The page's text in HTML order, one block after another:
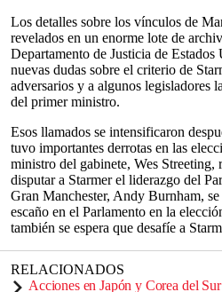
Los detalles sobre los vínculos de
revelados en un enorme lote de
Departamento de Justicia de
nuevas dudas sobre el criterio de
adversarios y a algunos legisladores
del primer ministro.
Esos llamados se intensificaron
tuvo importantes derrotas en las
ministro del gabinete, Wes
disputar a Starmer el liderazgo del
Gran Manchester, Andy Burnham, se
escaño en el Parlamento en la
también se espera que desafíe a
RELACIONADOS
Acciones en Japón y Corea del